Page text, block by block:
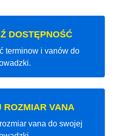
DOSTĘPNOŚĆ
terminow i vanów do
ROZMIAR VANA
vana do swojej